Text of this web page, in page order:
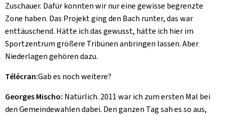
Zuschauer. Dafür konnten wir nur eine gewisse begrenzte
Zone haben. Das Projekt ging den Bach runter, das war
enttäuschend. Hätte ich das gewusst, hätte ich hier im
Sportzentrum größere Tribünen anbringen lassen. Aber
Niederlagen gehören dazu.
Télécran:Gab es noch weitere?
Georges Mischo: Natürlich. 2011 war ich zum ersten Mal bei
den Gemeindewahlen dabei. Den ganzen Tag sah es so aus,